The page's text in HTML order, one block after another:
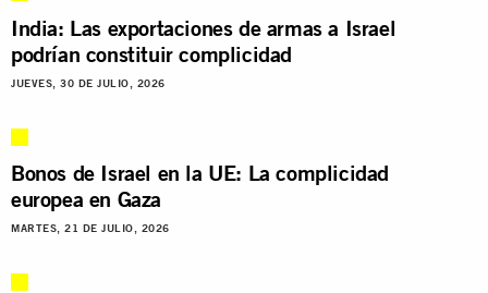
India: Las exportaciones de armas a Israel
podrían constituir complicidad
JUEVES, 30 DE JULIO, 2026
Bonos de Israel en la UE: La complicidad
europea en Gaza
MARTES, 21 DE JULIO, 2026